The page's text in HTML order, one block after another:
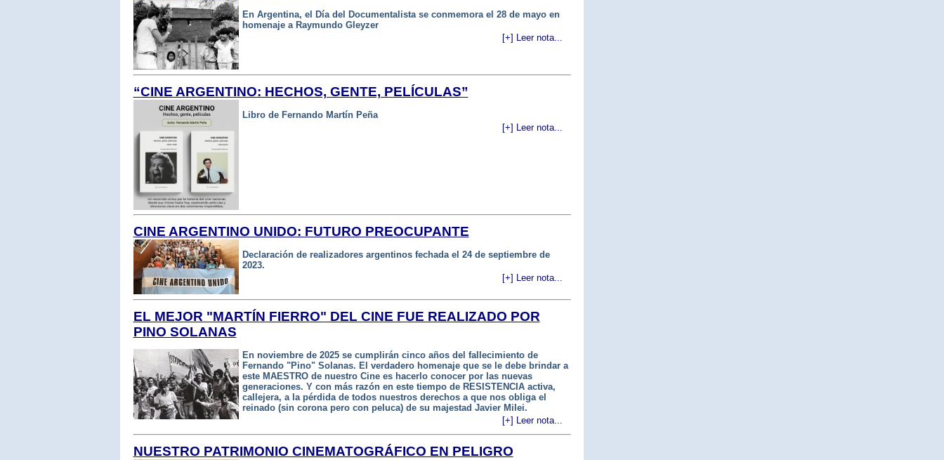
En Argentina, el Día del Documentalista se conmemora el 28 de mayo en
homenaje a Raymundo Gleyzer
[+] Leer nota...
“CINE ARGENTINO: HECHOS, GENTE, PELÍCULAS”
Libro de Fernando Martín Peña
[+] Leer nota...
CINE ARGENTINO UNIDO: FUTURO PREOCUPANTE
Declaración de realizadores argentinos fechada el 24 de septiembre de
2023.
[+] Leer nota...
EL MEJOR "MARTÍN FIERRO" DEL CINE FUE REALIZADO POR
PINO SOLANAS
En noviembre de 2025 se cumplirán cinco años del fallecimiento de
Fernando "Pino" Solanas. El verdadero homenaje que se le debe brindar a
este MAESTRO de nuestro Cine es hacerlo conocer por las nuevas
generaciones. Y con más razón en este tiempo de RESISTENCIA activa,
callejera, a la pérdida de todos nuestros derechos a que nos obliga el
reinado (sin corona pero con peluca) de su majestad Javier Milei.
[+] Leer nota...
NUESTRO PATRIMONIO CINEMATOGRÁFICO EN PELIGRO